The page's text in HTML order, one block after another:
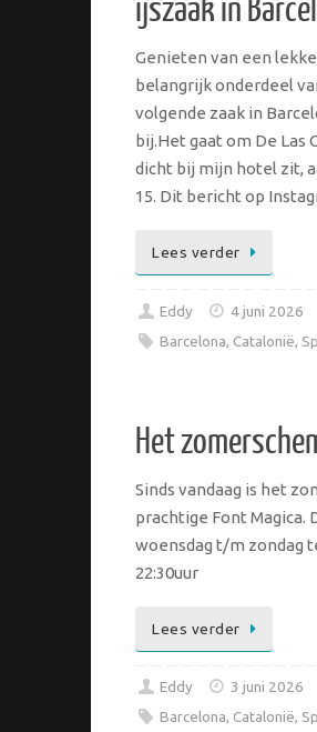
ijszaak in
Genieten van een
belangrijk onderdeel
volgende zaak in
bij.Het gaat om De Las
dicht bij mijn hotel zit,
15. Dit bericht op
Lees verder
Eddy 4 juni 2026
Barcelona,Catalonië,
Het
Sinds vandaag is het
prachtige Font Magica.
woensdag t/m zondag
22:30uur
Lees verder
Eddy 3 juni 2026
Barcelona,Catalonië,